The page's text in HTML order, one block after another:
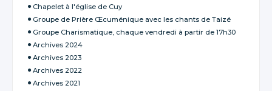
Chapelet à l'église de Cuy
Groupe de Prière Œcuménique avec les chants de Taizé
Groupe Charismatique, chaque vendredi à partir de 17h30
Archives 2024
Archives 2023
Archives 2022
Archives 2021